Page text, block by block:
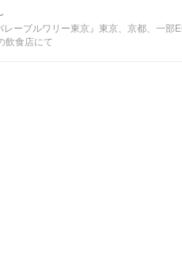
レーブルワリー東京』東京、京都、一部
飲食店にて